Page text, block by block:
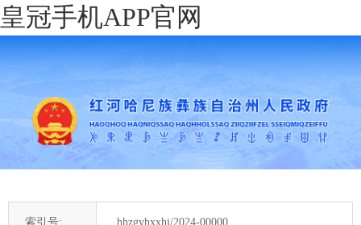
皇冠手机APP官网
索引号: hhzgyhxxhj/2024-00000